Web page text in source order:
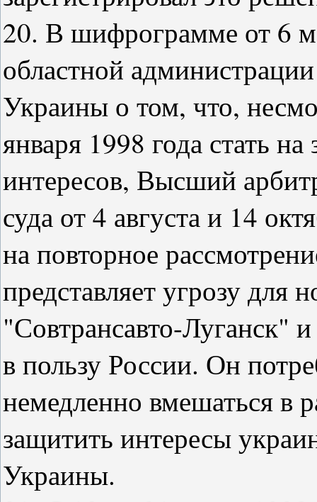
20. В шифрограмме от 6
областной
Украины о том, что,
января 1998 года стать
интересов, Высший
суда от 4 августа и 14
на повторное
представляет угрозу для
"Совтрансавто-Луганск"
в пользу России. Он
немедленно вмешаться в
защитить интересы
Украины.